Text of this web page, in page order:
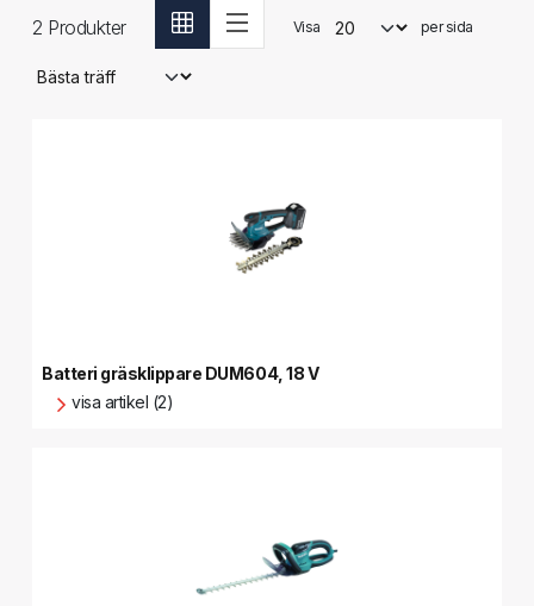
2 Produkter Visa per sida
Batteri gräsklippare DUM604, 18 V
visa artikel (2)